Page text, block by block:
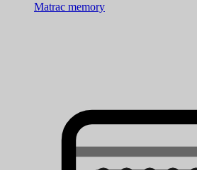
Matrac memory